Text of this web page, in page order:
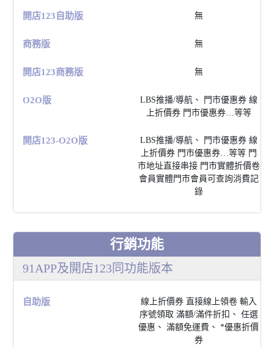
開店123⾃助版 無
商務版 無
開店123商務版 無
O2O版
LBS推播/導航、 ⾨市優惠券 線
上折價券 ⾨市優惠券…等等
開店123-O2O版
LBS推播/導航、 ⾨市優惠券 線
上折價券 ⾨市優惠券…等等 ⾨
市地址直接串接 ⾨市實體折價卷
會員實體⾨市會員可查詢消費記
錄
⾏銷功能
91APP及開店123同功能版本
⾃助版
線上折價券 直接線上領卷 輸入
序號領取 滿額/滿件折扣、 任選
優惠、 滿額免運費、 *優惠折價
券